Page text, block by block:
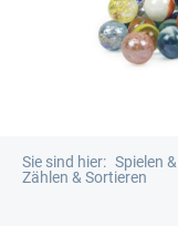
Sie sind hier: Spielen
Zählen & Sortieren